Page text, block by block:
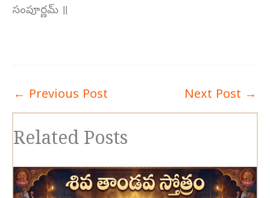
సంపూర్ణమ్ ॥
← Previous Post Next Post →
Related Posts